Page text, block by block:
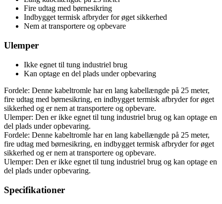
Fire udtag med børnesikring
Indbygget termisk afbryder for øget sikkerhed
Nem at transportere og opbevare
Ulemper
Ikke egnet til tung industriel brug
Kan optage en del plads under opbevaring
Fordele: Denne kabeltromle har en lang kabellængde på 25 meter,
fire udtag med børnesikring, en indbygget termisk afbryder for øget
sikkerhed og er nem at transportere og opbevare.
Ulemper: Den er ikke egnet til tung industriel brug og kan optage en
del plads under opbevaring.
Fordele: Denne kabeltromle har en lang kabellængde på 25 meter,
fire udtag med børnesikring, en indbygget termisk afbryder for øget
sikkerhed og er nem at transportere og opbevare.
Ulemper: Den er ikke egnet til tung industriel brug og kan optage en
del plads under opbevaring.
Specifikationer